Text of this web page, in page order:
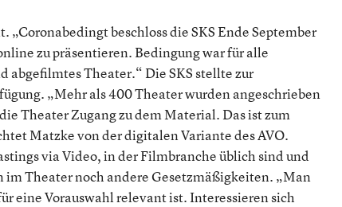
beschloss die SKS Ende September
zu präsentieren. Bedingung war für alle
abgefilmtes Theater.“ Die SKS stellte zur
„Mehr als 400 Theater wurden angeschrieben
Theater Zugang zu dem Material. Das ist zum
Matzke von der digitalen Variante des AVO.
via Video, in der Filmbranche üblich sind und
Theater noch andere Gesetzmäßigkeiten. „Man
eine Vorauswahl relevant ist. Interessieren sich